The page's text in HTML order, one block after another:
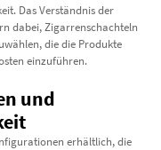
Das Verständnis der
dabei, Zigarrenschachteln
die die Produkte
einzuführen.
und
erhältlich, die